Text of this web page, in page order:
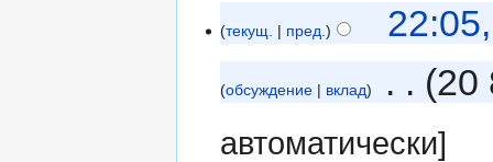
текущ. пред.
обсуждение вклад 20
автоматически]